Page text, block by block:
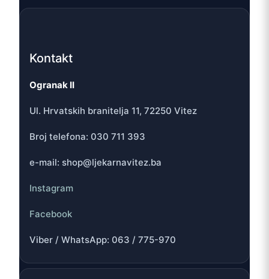
Kontakt
Ogranak II
Ul. Hrvatskih branitelja 11, 72250 Vitez
Broj telefona: 030 711 393
e-mail: shop@ljekarnavitez.ba
Instagram
Facebook
Viber / WhatsApp: 063 / 775-970